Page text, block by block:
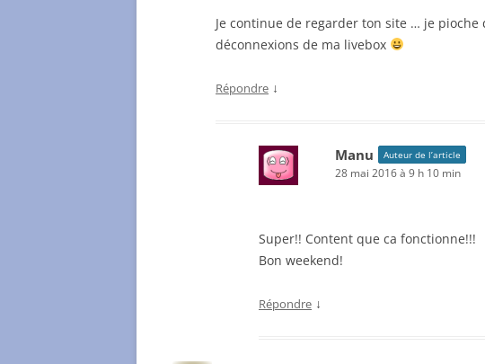
Je continue de regarder ton site … je
déconnexions de ma livebox
Répondre ↓
Manu Auteur de l’article
28 mai 2016 à 9 h 10 min
Super!! Content que ca fonctionne!!!
Bon weekend!
Répondre ↓